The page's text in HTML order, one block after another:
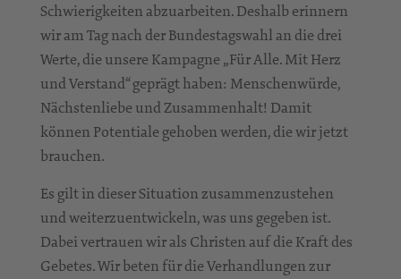
Schwierigkeiten abzuarbeiten. Deshalb erinnern
wir am Tag nach der Bundestagswahl an die drei
Werte, die unsere Kampagne „Für Alle. Mit Herz
und Verstand“ geprägt haben: Menschenwürde,
Nächstenliebe und Zusammenhalt! Damit
können Potentiale gehoben werden, die wir jetzt
brauchen.
Es gilt in dieser Situation zusammenzustehen
und weiterzuentwickeln, was uns gegeben ist.
Dabei vertrauen wir als Christen auf die Kraft des
Gebetes. Wir beten für die Verhandlungen zur